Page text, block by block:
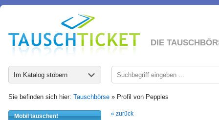
DIE
Im Katalog stöbern
Sie befinden sich hier: Tauschbörse » Profil von Pepples
Mobil tauschen!
« zurück